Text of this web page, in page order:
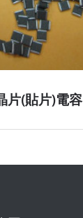
片(貼片)電容